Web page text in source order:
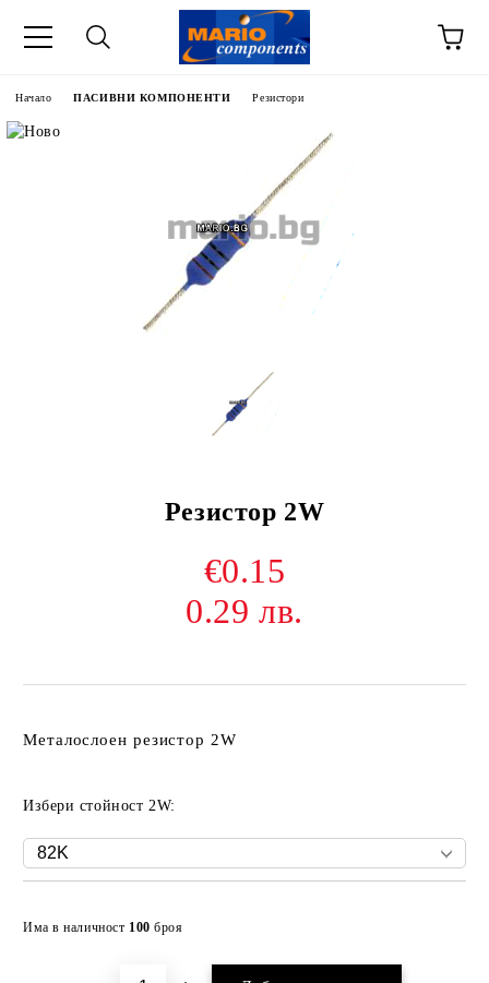
Начало ПАСИВНИ КОМПОНЕНТИ Резистори
Резистор 2W
€0.15
0.29 лв.
Металослоен резистор 2W
Избери стойност 2W:
Има в наличност 100 броя